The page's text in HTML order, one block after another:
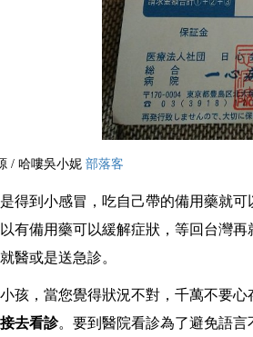
/ 哈嘍吳小妮 部落客
得到小感冒，吃自己帶的備用藥就可
有備用藥可以緩解症狀，等回台灣再
醫或是送急診。
孩，當您覺得狀況不對，千萬不要
去看診。 要到醫院看診為了避免語言